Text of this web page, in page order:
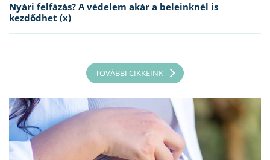
Nyári felfázás? A védelem akár a beleinknél is
kezdődhet (x)
TOVÁBBI CIKKEINK